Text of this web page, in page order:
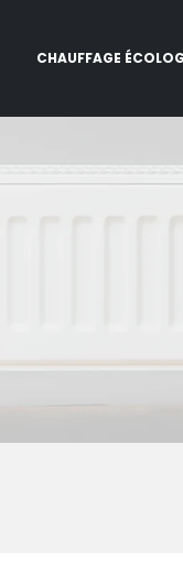
CHAUFFAGE